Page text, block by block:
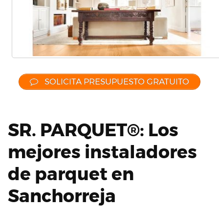
SOLICITA PRESUPUESTO GRATUITO
SR. PARQUET®: Los
mejores instaladores
de parquet en
Sanchorreja